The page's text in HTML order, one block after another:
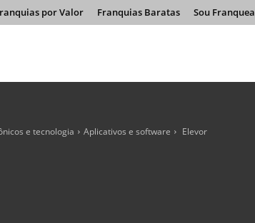
por Valor Franquias Baratas Sou
e tecnologia Aplicativos e software Elevor